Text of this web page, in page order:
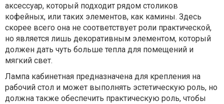
аксессуар, который подходит рядом столиков
кофейных, или таких элементов, как камины. Здесь
скорее всего она не соответствует роли практической,
но является лишь декоративным элементом, который
должен дать чуть больше тепла для помещений и
мягкий свет.
Лампа кабинетная предназначена для крепления на
рабочий стол и может выполнять эстетическую роль, но
должна также обеспечить практическую роль, чтобы